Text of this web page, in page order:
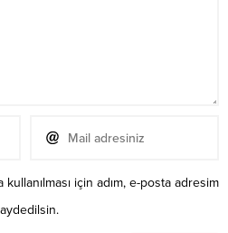
için adım, e-posta adresim